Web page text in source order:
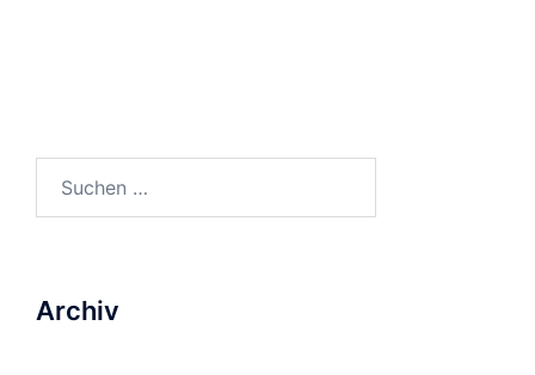
nach:
Archiv